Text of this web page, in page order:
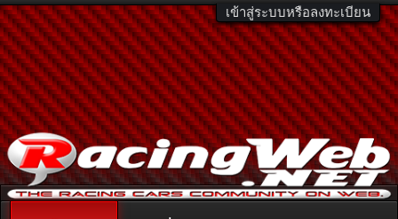
เข้าสู่ระบบหรือลงทะเบียน